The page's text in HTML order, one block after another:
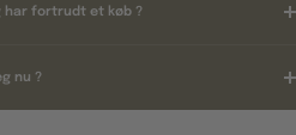
har fortrudt et køb ?
nu ?